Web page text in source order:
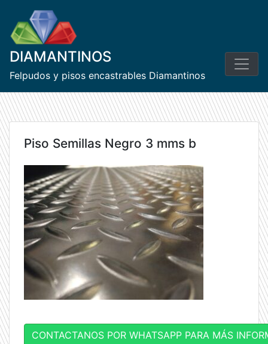
content
DIAMANTINOS
Felpudos y pisos encastrables Diamantinos
Piso Semillas Negro 3 mms b
CONTACTANOS POR WHATSAPP PARA MÁS